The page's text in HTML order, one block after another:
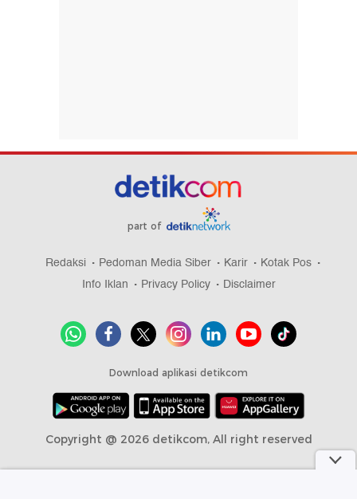
part of
Redaksi Pedoman Media Siber Karir
Kotak Pos
Info Iklan
Privacy Policy Disclaimer
Download aplikasi detikcom
Copyright @ 2026 detikcom, All right reserved